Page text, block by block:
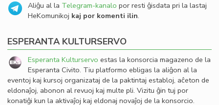
Aliĝu al la Telegram-kanalo por resti ĝisdata pri la lastaj
HeKomunikoj kaj por komenti ilin.
ESPERANTA KULTURSERVO
Esperanta Kulturservo estas la konsorcia magazeno de la
Esperanta Civito. Tiu platformo ebligas la aliĝon al la
eventoj kaj kursoj organizataj de la paktintaj establoj, aĉeton de
eldonaĵoj, abonon al revuoj kaj multe pli. Vizitu ĝin tuj por
konatiĝi kun la aktivaĵoj kaj eldonaj novaĵoj de la konsorcio.